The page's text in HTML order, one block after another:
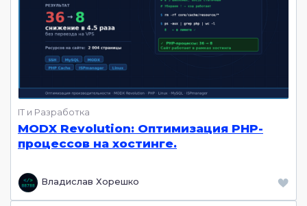
IT и Разработка
MODX Revolution: Оптимизация PHP-
процессов на хостинге.
Владислав Хорешко